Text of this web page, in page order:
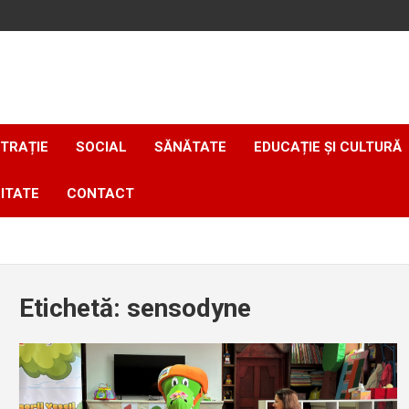
SOCIAL SĂNĂTATE EDUCAȚIE ȘI CULTURĂ
CONTACT
Etichetă: sensodyne